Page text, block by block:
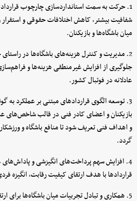
1. حرکت به سمت استانداردسازی چارچوب
شفافیت بیشتر، کاهش اختلافات حقوقی و
میان باشگاه‌ها و بازیکنان.
2. مدیریت و کنترل هزینه‌های باشگاه‌ها در
جلوگیری از افزایش غیرمنطقی هزینه‌ها و
عادلانه در فوتبال کشور.
3. توسعه الگوی قراردادهای مبتنی بر عملکرد به
بازیکنان و اعضای کادر فنی در قالب شاخص‌های
و اهداف فنی تعریف شود تا منافع باشگاه و
گردد.
4. افزایش سهم پرداخت‌های انگیزشی و
قراردادها با هدف ارتقای کیفیت رقابت، انگیزه
5. همکاری و تبادل تجربیات میان باشگاه‌ها برای